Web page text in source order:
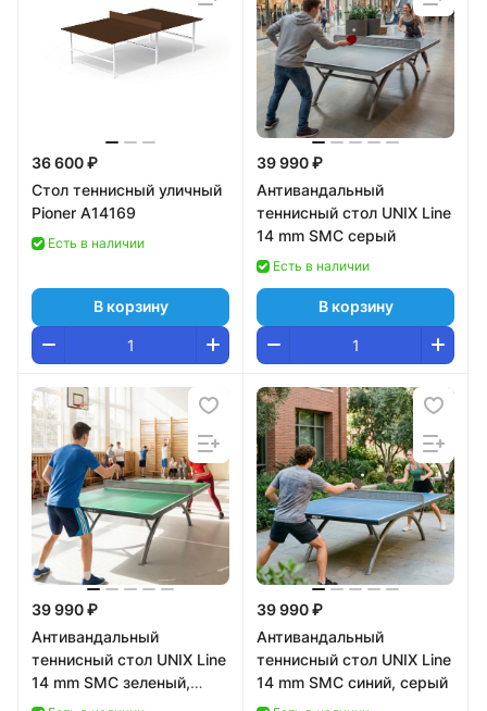
36 600 ₽
Стол теннисный уличный
Pioner A14169
Есть в наличии
В корзину
39 990 ₽
Антивандальный
теннисный стол UNIX Line
14 mm SMC серый
Есть в наличии
В корзину
39 990 ₽
Антивандальный
теннисный стол UNIX Line
14 mm SMC зеленый,
серый
39 990 ₽
Антивандальный
теннисный стол UNIX Line
14 mm SMC синий, серый